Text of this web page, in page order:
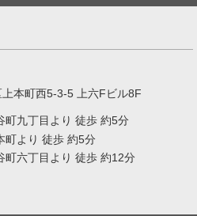
本町西5-3-5 上六Fビル8F
町九丁目より 徒歩 約5分
町より 徒歩 約5分
町六丁目より 徒歩 約12分